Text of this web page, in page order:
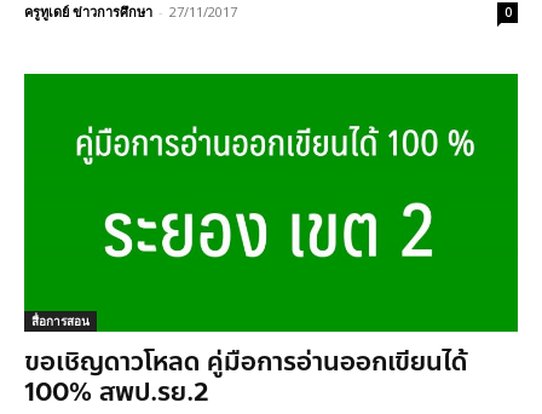
ครูทูเดย์ ข่าวการศึกษา - 27/11/2017 0
สื่อการสอน
ขอเชิญดาวโหลด คู่มือการอ่านออกเขียนได้
100% สพป.รย.2